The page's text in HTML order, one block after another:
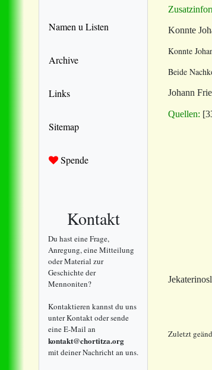
Namen u Listen
Archive
Links
Sitemap
Spende
Kontakt
Du hast eine Frage,
Anregung, eine Mitteilung
oder Material zur
Geschichte der
Mennoniten?
Kontaktieren kannst du uns
unter Kontakt oder sende
eine E-Mail an
kontakt@chortitza.org
mit deiner Nachricht an uns.
Konnte
Konnte
Beide
Johann
Quellen:
Zuletzt